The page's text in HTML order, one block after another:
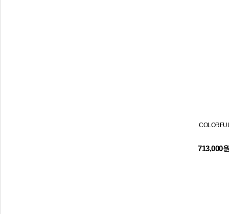
713,000